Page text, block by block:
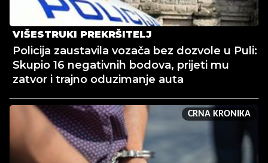
VIŠESTRUKI PREKRŠITELJ
Policija zaustavila vozača bez dozvole u Puli:
Skupio 16 negativnih bodova, prijeti mu
zatvor i trajno oduzimanje auta
CRNA KRONIKA